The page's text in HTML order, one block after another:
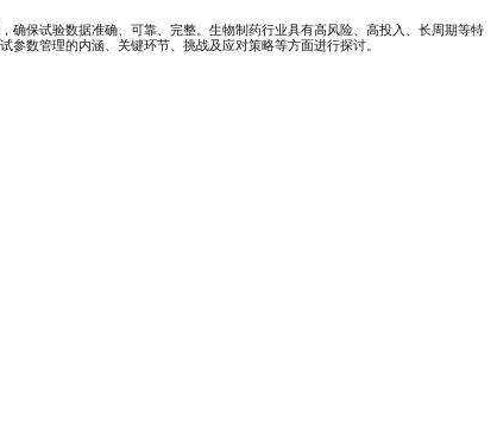
保试验数据准确、可靠、完整。生物制药行业具有高风险、高投入、长周期等特
数管理的内涵、关键环节、挑战及应对策略等方面进行探讨。